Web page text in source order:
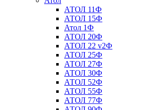
АТОЛ 11Ф
АТОЛ 15Ф
Атол 1Ф
АТОЛ 20Ф
АТОЛ 22 v2Ф
АТОЛ 25Ф
АТОЛ 27Ф
АТОЛ 30Ф
АТОЛ 52Ф
АТОЛ 55Ф
АТОЛ 77Ф